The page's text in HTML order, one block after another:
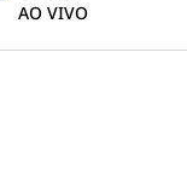
AO VIVO